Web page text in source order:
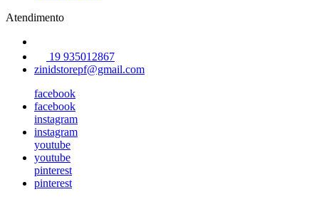
Atendimento
19 935012867
zinidstorepf@gmail.com
facebook
facebook
instagram
instagram
youtube
youtube
pinterest
pinterest